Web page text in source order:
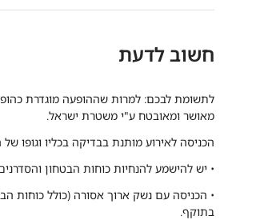
חשוב לדעת
לתשומת לבכם: למרות שההופעה מוגדרת
מאושר ומאובטח ע"י משטרת ישראל.
הכניסה לאירוע מותנת בבדיקה בכליו וגופו
• יש להישמע להנחיות כוחות הבטחון
• הכניסה עם נשק ארוך אסורה (כולל כוחות
בתוקף.